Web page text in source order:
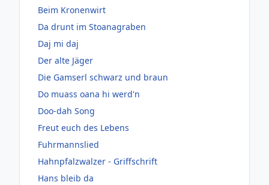
Beim Kronenwirt
Da drunt im Stoanagraben
Daj mi daj
Der alte Jäger
Die Gamserl schwarz und braun
Do muass oana hi werd'n
Doo-dah Song
Freut euch des Lebens
Fuhrmannslied
Hahnpfalzwalzer - Griffschrift
Hans bleib da